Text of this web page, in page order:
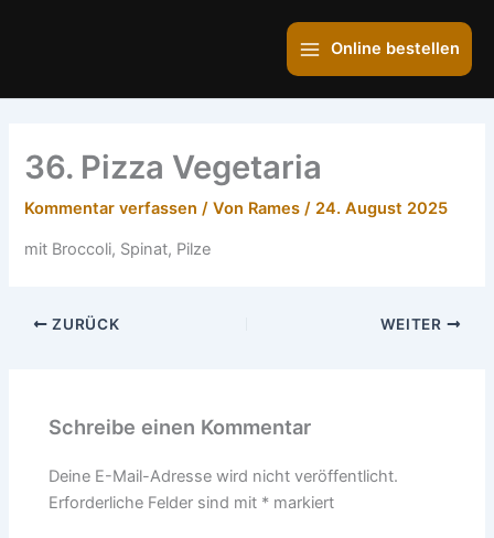
Main
Menu
Online bestellen
36. Pizza Vegetaria
Kommentar verfassen / Von Rames/ 24. August 2025
mit Broccoli, Spinat, Pilze
ZURÜCK WEITER
Schreibe einen Kommentar
Deine E-Mail-Adresse wird nicht veröffentlicht.
Erforderliche Felder sind mit * markiert